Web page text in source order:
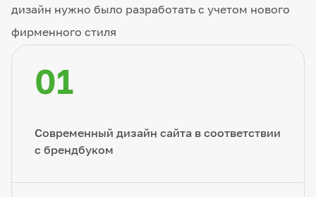
дизайн нужно было разработать с учетом нового
фирменного стиля
01
Современный дизайн сайта в соответствии
с брендбуком